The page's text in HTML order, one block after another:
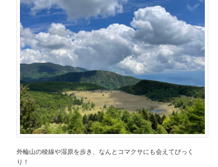
外輪山の稜線や湿原を歩き、なんとコマクサにも会えてびっく
り！